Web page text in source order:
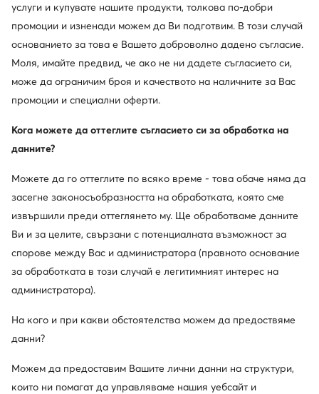
още 25% Код: SUMMER
Guess
Дамска чанта · Черен
164,99€
още 25% Код: SUMMER
Guess
Дамска чанта · Кафяв
154,99€
услуги и купувате нашите продукти, толкова по-добри
промоции и изненади можем да Ви подготвим. В този случай
основанието за това е Вашето доброволно дадено съгласие.
Моля, имайте предвид, че ако не ни дадете съгласието си,
може да ограничим броя и качеството на наличните за Вас
промоции и специални оферти.
Кога можете да оттеглите съгласието си за обработка на
данните?
Можете да го оттеглите по всяко време - това обаче няма да
засегне законосъобразността на обработката, която сме
извършили преди оттеглянето му. Ще обработваме данните
Ви и за целите, свързани с потенциалната възможност за
спорове между Вас и администратора (правното основание
за обработката в този случай е легитимният интерес на
администратора).
На кого и при какви обстоятелства можем да предоствяме
данни?
Можем да предоставим Вашите лични данни на структури,
които ни помагат да управляваме нашия уебсайт и